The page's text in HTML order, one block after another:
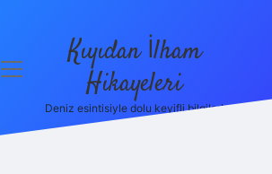
menüyü
Kıyıdan İlham
Hikayeleri
Deniz esintisiyle dolu keyifli bilgiler!